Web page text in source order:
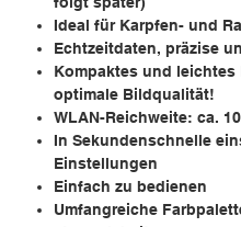
Ideal für Karpfen- und
Echtzeitdaten, präzise
Kompaktes und
optimale Bildqualität!
WLAN-Reichweite: ca.
In Sekundenschnelle
Einstellungen
Einfach zu bedienen
Umfangreiche